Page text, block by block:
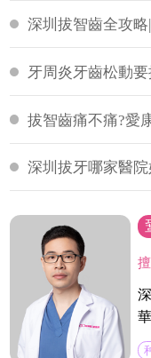
深圳拔智齒全攻略
牙周炎牙齒松動要
拔智齒痛不痛?愛
深圳拔牙哪家醫院